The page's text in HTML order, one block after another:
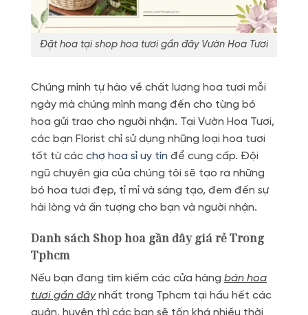
Đặt hoa tại shop hoa tươi gần đây Vườn Hoa Tươi
Chúng mình tự hào về chất lượng hoa tươi mỗi
ngày mà chúng mình mang đến cho từng bó
hoa gửi trao cho người nhận. Tại Vườn Hoa Tươi,
các bạn Florist chỉ sử dụng những loại hoa tươi
tốt từ các chợ hoa sỉ uy tín để cung cấp. Đội
ngũ chuyên gia của chúng tôi sẽ tạo ra những
bó hoa tươi đẹp, tỉ mỉ và sáng tạo, đem đến sự
hài lòng và ấn tượng cho bạn và người nhận.
Danh sách Shop hoa gần đây giá rẻ Trong
Tphcm
Nếu bạn đang tìm kiếm các cửa hàng bán hoa
tươi gần đâynhất trong Tphcm tại hầu hết các